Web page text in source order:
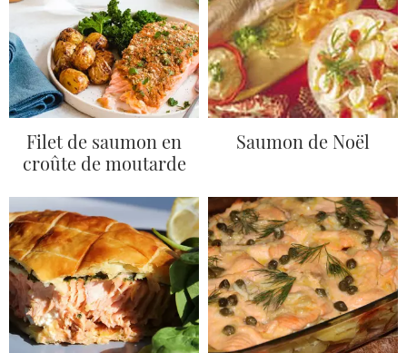
Filet de saumon en
croûte de moutarde
Saumon de Noël